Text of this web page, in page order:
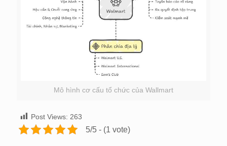
Mô hình cơ cấu tổ chức của Wallmart
Post Views: 263
5/5 - (1 vote)